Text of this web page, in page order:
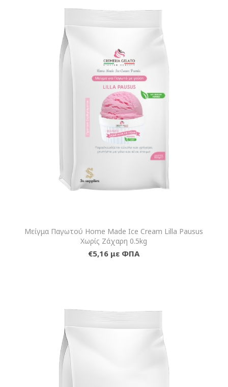
Μείγμα Παγωτού Home Made Ice Cream Lilla Pausus
Χωρίς Ζάχαρη 0.5kg
€5,16 με ΦΠΑ